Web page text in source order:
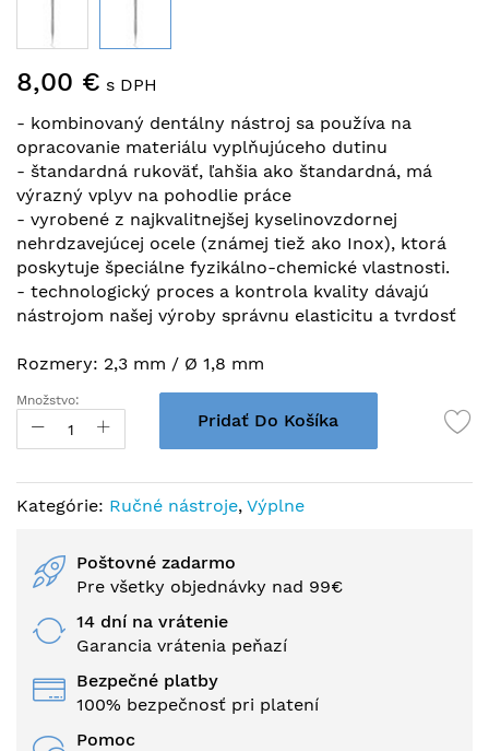
na
galérie
obrázkov
8,00 € s DPH
- kombinovaný dentálny nástroj sa používa na
opracovanie materiálu vyplňujúceho dutinu
- štandardná rukoväť, ľahšia ako štandardná, má
výrazný vplyv na pohodlie práce
- vyrobené z najkvalitnejšej kyselinovzdornej
nehrdzavejúcej ocele (známej tiež ako Inox), ktorá
poskytuje špeciálne fyzikálno-chemické vlastnosti.
- technologický proces a kontrola kvality dávajú
nástrojom našej výroby správnu elasticitu a tvrdosť
Rozmery: 2,3 mm / Ø 1,8 mm
Množstvo:
Pridať Do Košíka
Kategórie: Ručné nástroje, Výplne
Poštovné zadarmo
Pre všetky objednávky nad 99€
14 dní na vrátenie
Garancia vrátenia peňazí
Bezpečné platby
100% bezpečnosť pri platení
Pomoc